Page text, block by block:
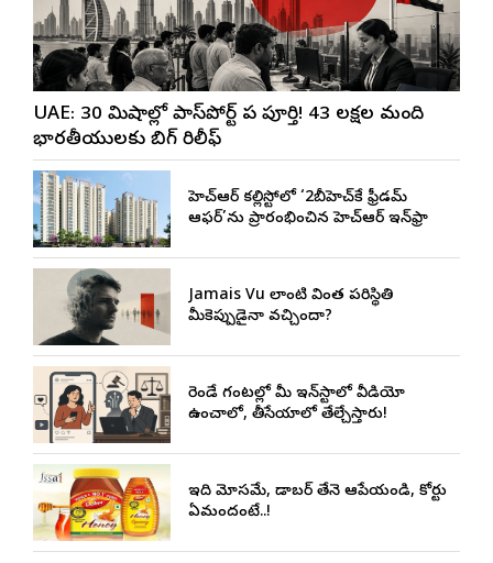
UAE: 30 నిమిషాల్లో పాస్‌పోర్ట్ పని పూర్తి! 43 లక్షల మంది
భారతీయులకు బిగ్ రిలీఫ్
జీహెచ్ఆర్ కల్లిస్టోలో ‘2బీహెచ్‌కే ఫ్రీడమ్
ఆఫర్’ను ప్రారంభించిన జీహెచ్ఆర్ ఇన్‌ఫ్రా
Jamais Vu లాంటి వింత పరిస్థితి
మీకెప్పుడైనా వచ్చిందా?
రెండే గంటల్లో మీ ఇన్‌స్టాలో వీడియో
ఉంచాలో, తీసేయాలో తేల్చేస్తారు!
ఇది మోసమే, డాబర్‌ తేనె ఆపేయండి, కోర్టు
ఏమందంటే..!